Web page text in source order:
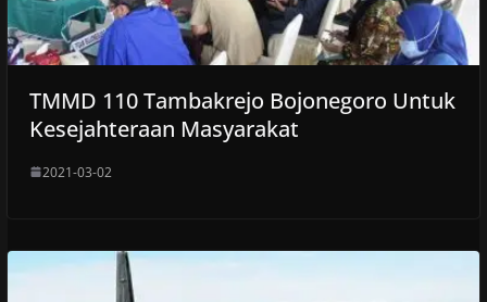
TMMD 110 Tambakrejo Bojonegoro Untuk
Kesejahteraan Masyarakat
2021-03-02